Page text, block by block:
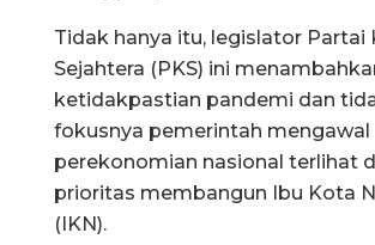
Tidak hanya itu, legislator Partai
Sejahtera (PKS) ini
ketidakpastian pandemi dan
fokusnya pemerintah mengawal
perekonomian nasional terlihat
prioritas membangun Ibu Kota
(IKN).